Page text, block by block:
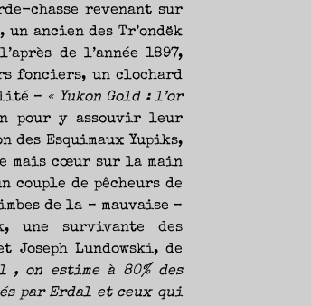
chasse revenant sur
ancien des Tr’ondëk
de l’année 1897,
fonciers, un clochard
– « Yukon Gold : l’or
pour y assouvir leur
des Esquimaux Yupiks,
mais cœur sur la main
couple de pêcheurs de
de la – mauvaise –
une survivante des
Joseph Lundowski, de
, on estime à 80% des
par Erdal et ceux qui